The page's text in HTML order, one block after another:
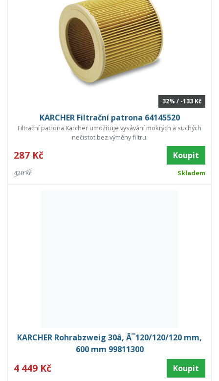
32% / -133 Kč
KARCHER Filtrační patrona 64145520
Filtrační patrona Kärcher umožňuje vysávání mokrých a suchých
nečistot bez výměny filtru.
287 Kč Koupit
420 Kč Skladem
KARCHER Rohrabzweig 30â, Â¯120/120/120 mm,
600 mm 99811300
4 449 Kč Koupit